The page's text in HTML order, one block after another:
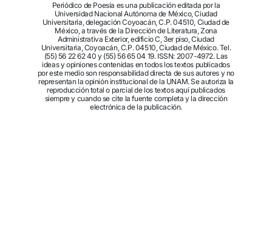
Periódico de Poesía es una publicación editada por la
Universidad Nacional Autónoma de México, Ciudad
Universitaria, delegación Coyoacán, C.P. 04510, Ciudad de
México, a través de la Dirección de Literatura, Zona
Administrativa Exterior, edificio C, 3er piso, Ciudad
Universitaria, Coyoacán, C.P. 04510, Ciudad de México. Tel.
(55) 56 22 62 40 y (55) 56 65 04 19. ISSN: 2007-4972. Las
ideas y opiniones contenidas en todos los textos publicados
por este medio son responsabilidad directa de sus autores y no
representan la opinión institucional de la UNAM. Se autoriza la
reproducción total o parcial de los textos aquí publicados
siempre y cuando se cite la fuente completa y la dirección
electrónica de la publicación.